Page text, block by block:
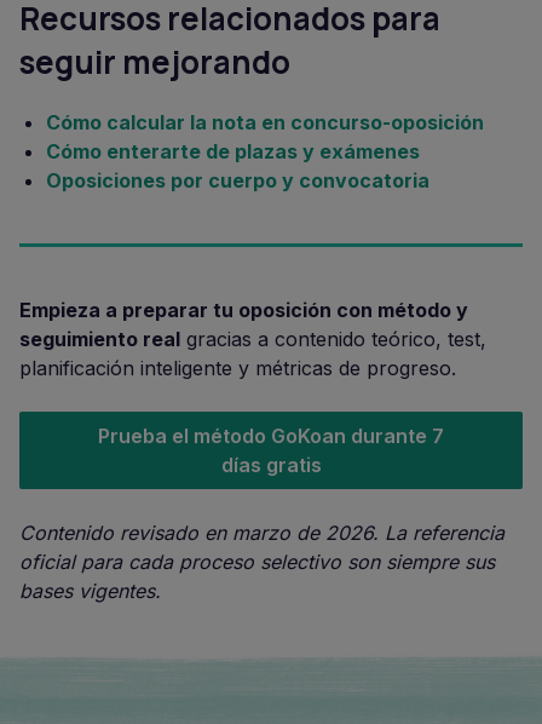
Recursos relacionados para
seguir mejorando
Cómo calcular la nota en concurso-oposición
Cómo enterarte de plazas y exámenes
Oposiciones por cuerpo y convocatoria
Empieza a preparar tu oposición con método y
seguimiento real gracias a contenido teórico, test,
planificación inteligente y métricas de progreso.
Prueba el método GoKoan durante 7
días gratis
Contenido revisado en marzo de 2026. La referencia
oficial para cada proceso selectivo son siempre sus
bases vigentes.